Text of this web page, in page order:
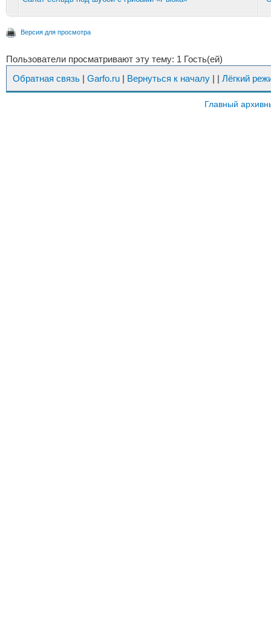
Версия для просмотра
Пользователи просматривают эту тему: 1 Гость(ей)
Обратная связь | Garfo.ru | Вернуться к началу | | Лёгкий
Главный